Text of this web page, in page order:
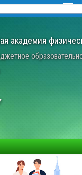
академия